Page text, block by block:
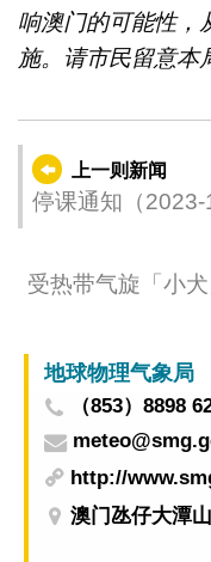
响澳门的可能性，
施。请市民留意本
上一则新闻
停课通知（2023-
受热带气旋「小
地球物理气象局
（853）8898
http://
澳门氹仔大潭